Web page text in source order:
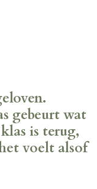
gebeurt wat
is terug,
voelt alsof